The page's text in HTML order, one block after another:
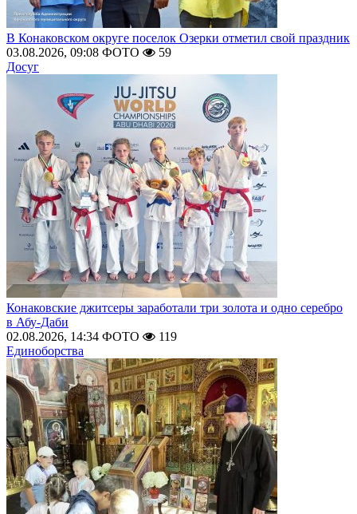
В Конаковском округе поселок Озерки отметил свой праздник
03.08.2026, 09:08 ФОТО
59
Досуг
Конаковские джитсеры заработали три золота и одно серебро
в Абу-Даби
02.08.2026, 14:34 ФОТО
119
Единоборства